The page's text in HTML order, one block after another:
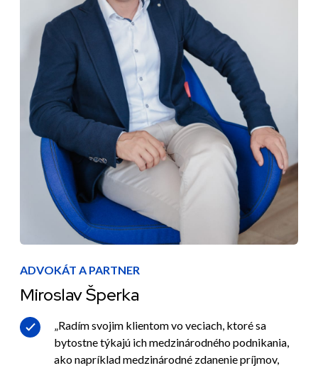
ADVOKÁT A PARTNER
Miroslav Šperka
„Radím svojim klientom vo veciach, ktoré sa
bytostne týkajú ich medzinárodného podnikania,
ako napríklad medzinárodné zdanenie príjmov,